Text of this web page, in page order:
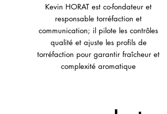
Kevin HORAT est co-fondateur et
responsable torréfaction et
communication; il pilote les contrôles
qualité et ajuste les profils de
torréfaction pour garantir fraîcheur et
complexité aromatique